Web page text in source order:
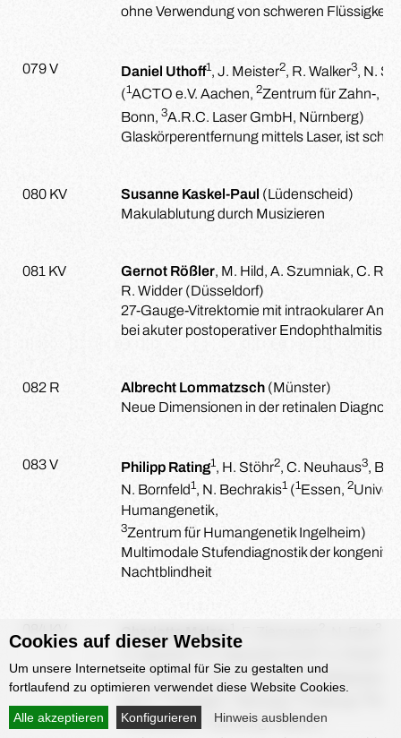
ohne Verwendung von schweren
079 V Daniel Uthoff1, J. Meister2, R. Walker3, N.
(1ACTO e.V. Aachen, 2Zentrum für Zahn-,
Bonn, 3A.R.C. Laser GmbH, Nürnberg)
Glaskörperentfernung mittels Laser, ist
080 KV Susanne Kaskel-Paul (Lüdenscheid)
Makulablutung durch Musizieren
081 KV Gernot Rößler, M. Hild, A. Szumniak, C.
R. Widder (Düsseldorf)
27-Gauge-Vitrektomie mit intraokularer
bei akuter postoperativer Endophthalmitis
082 R Albrecht Lommatzsch (Münster)
Neue Dimensionen in der retinalen
083 V Philipp Rating1, H. Stöhr2, C. Neuhaus3, B.
N. Bornfeld1, N. Bechrakis1 (1Essen, 2
Humangenetik,
3Zentrum für Humangenetik Ingelheim)
Multimodale Stufendiagnostik der
Nachtblindheit
Charlotte Melzer
4
K. Lorenz8, F. Holz 1, S. Schmitz-Valckenberg
2 3 4
6Düsseldorf, Hamburg,8Mainz)
Cookies auf dieser Website
Um unsere Internetseite optimal für Sie zu gestalten und
fortlaufend zu optimieren verwendet diese Website Cookies.
Alle akzeptieren Konfigurieren Hinweis ausblenden